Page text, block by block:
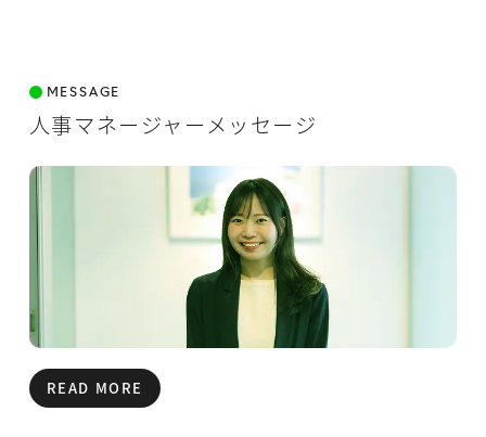
MESSAGE
人事マネージャーメッセージ
READ MORE